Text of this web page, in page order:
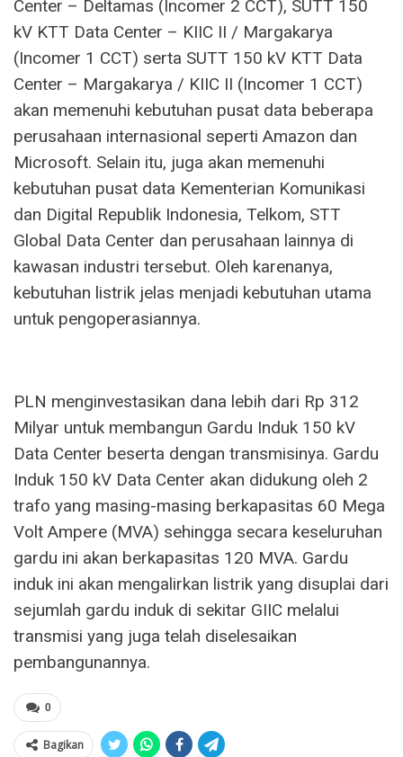
Center – Deltamas (Incomer 2 CCT), SUTT 150
kV KTT Data Center – KIIC II / Margakarya
(Incomer 1 CCT) serta SUTT 150 kV KTT Data
Center – Margakarya / KIIC II (Incomer 1 CCT)
akan memenuhi kebutuhan pusat data beberapa
perusahaan internasional seperti Amazon dan
Microsoft. Selain itu, juga akan memenuhi
kebutuhan pusat data Kementerian Komunikasi
dan Digital Republik Indonesia, Telkom, STT
Global Data Center dan perusahaan lainnya di
kawasan industri tersebut. Oleh karenanya,
kebutuhan listrik jelas menjadi kebutuhan utama
untuk pengoperasiannya.
PLN menginvestasikan dana lebih dari Rp 312
Milyar untuk membangun Gardu Induk 150 kV
Data Center beserta dengan transmisinya. Gardu
Induk 150 kV Data Center akan didukung oleh 2
trafo yang masing-masing berkapasitas 60 Mega
Volt Ampere (MVA) sehingga secara keseluruhan
gardu ini akan berkapasitas 120 MVA. Gardu
induk ini akan mengalirkan listrik yang disuplai dari
sejumlah gardu induk di sekitar GIIC melalui
transmisi yang juga telah diselesaikan
pembangunannya.
0
Bagikan